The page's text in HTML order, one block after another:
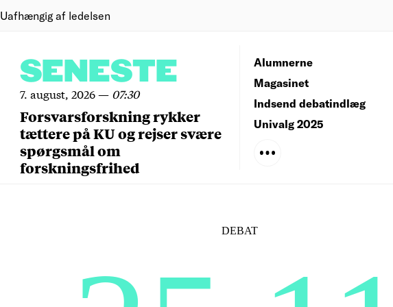
Uafhængig af ledelsen
SENESTE
7. august, 2026— 07:30
Forsvarsforskning rykker
tættere på KU og rejser svære
spørgsmål om
forskningsfrihed
Alumnerne
Magasinet
Indsend debatindlæg
Univalg 2025
DEBAT